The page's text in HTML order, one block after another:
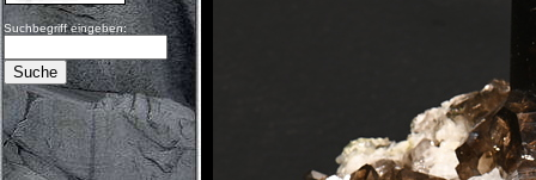
Suchbegriff eingeben: